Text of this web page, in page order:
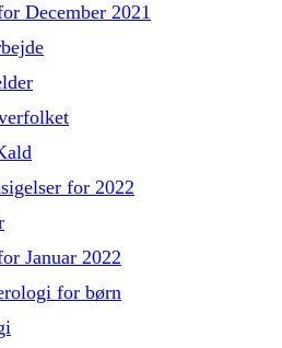
December 2021
for 2022
Januar 2022
for børn